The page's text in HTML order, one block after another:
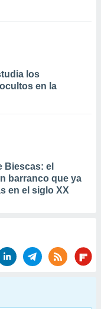
los
en la
Biescas: el
barranco que ya
en el siglo XX